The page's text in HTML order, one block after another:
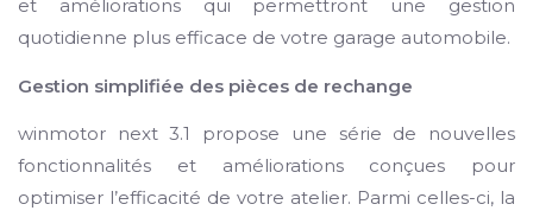
et améliorations qui permettront une gestion
quotidienne plus efficace de votre garage automobile.
Gestion simplifiée des pièces de rechange
winmotor next 3.1 propose une série de nouvelles
fonctionnalités et améliorations conçues pour
optimiser l’efficacité de votre atelier. Parmi celles-ci, la